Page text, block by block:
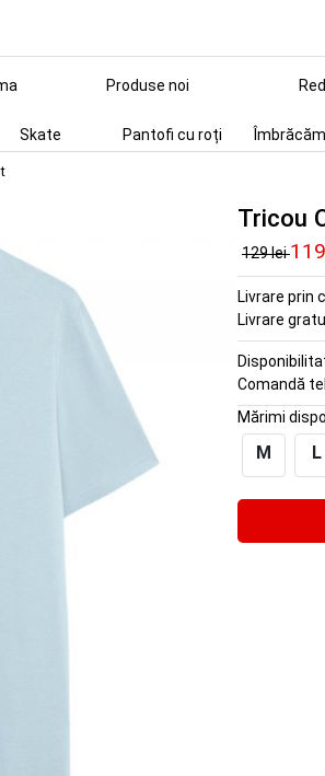
Produse noi
Skate Pantofi cu roți
Tricou
129 lei
Livrare prin
Livrare
Comandă
Mărimi
M L